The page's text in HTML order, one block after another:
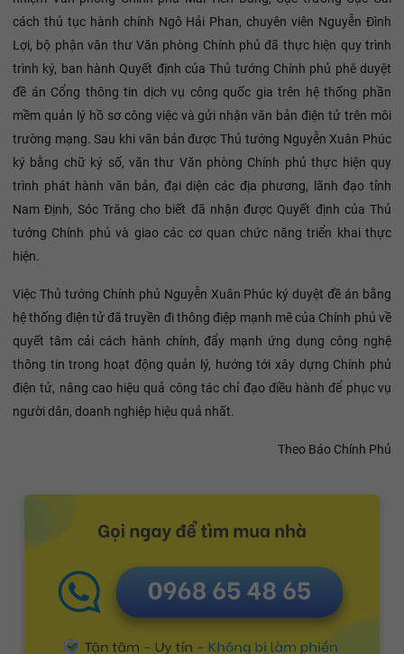
cách thủ tục hành chính Ngô Hải Phan, chuyên viên Nguyễn Đình
Lợi, bộ phận văn thư Văn phòng Chính phủ đã thực hiện quy trình
trình ký, ban hành Quyết định của Thủ tướng Chính phủ phê duyệt
đề án Cổng thông tin dịch vụ công quốc gia trên hệ thống phần
mềm quản lý hồ sơ công việc và gửi nhận văn bản điện tử trên môi
trường mạng. Sau khi văn bản được Thủ tướng Nguyễn Xuân Phúc
ký bằng chữ ký số, văn thư Văn phòng Chính phủ thực hiện quy
trình phát hành văn bản, đại diện các địa phương, lãnh đạo tỉnh
Nam Định, Sóc Trăng cho biết đã nhận được Quyết định của Thủ
tướng Chính phủ và giao các cơ quan chức năng triển khai thực
hiện.
Việc Thủ tướng Chính phủ Nguyễn Xuân Phúc ký duyệt đề án bằng
hệ thống điện tử đã truyền đi thông điệp mạnh mẽ của Chính phủ về
quyết tâm cải cách hành chính, đẩy mạnh ứng dụng công nghệ
thông tin trong hoạt động quản lý, hướng tới xây dựng Chính phủ
điện tử, nâng cao hiệu quả công tác chỉ đạo điều hành để phục vụ
người dân, doanh nghiệp hiệu quả nhất.
Theo Báo Chính Phủ